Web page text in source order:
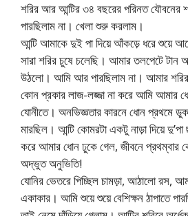
শরির আর আন্টির ৩৪ বছরের পরিনত যৌবনের
পারছিলাম না। খেলা শুরু করলাম।
আন্টি আমাকে দুই পা দিয়ে আঁকড়ে ধরে শুয়ে
সারা শরির চুষে চলেছি। আমার তলপেটে
উঠলো। আমি আর পারছিলাম না। আমার
কোন প্রকার লাজ-লজ্জা না করে আমি আমার
যোনীতে। অনভিজ্ঞতার কারনে ধোন প্রথমে
মারছিল। আন্টি কোমরটা একটু নাড়া দিয়ে
করে আমার ধোন ঢুকে গেল, জীবনে প্রথম্বার
অদ্ভুত অনুভিতি!
যোনির ভেতরে পিচ্ছিল চামড়া, আঠালো রস,
একাকার। আমি শুয়ে শুয়ে বেশিক্ষন ঠাপাতে